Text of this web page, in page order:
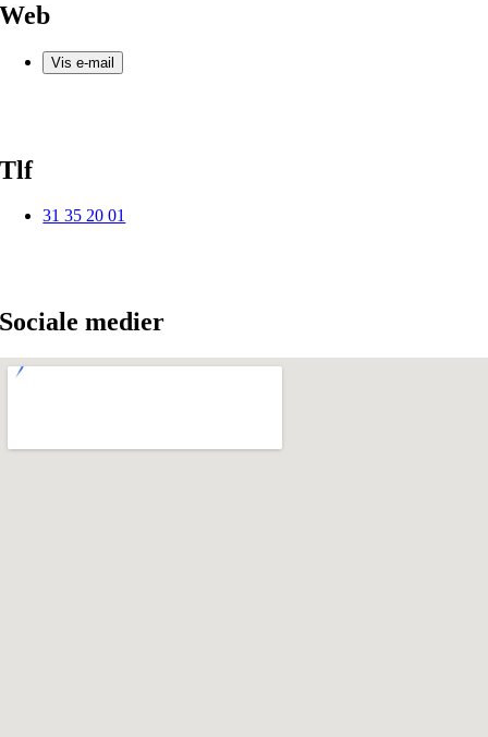
Web
Vis e-mail
Tlf
31 35 20 01
Sociale medier